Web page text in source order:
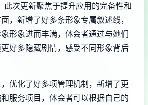
此次更新聚焦于提升应用的完备性和
，新增了好多条形象专属叙述线，
形象进而丰满，体会者通过与她们
好多隐藏剧情，感受不同形象背后
优化了好多项管理机制，新增了更
服务项目，体会者可以根据自己的